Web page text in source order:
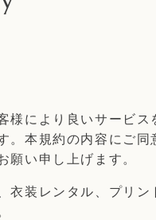
により良いサービ
本規約の内容にご
い申し上げます。
衣装レンタル、プリ